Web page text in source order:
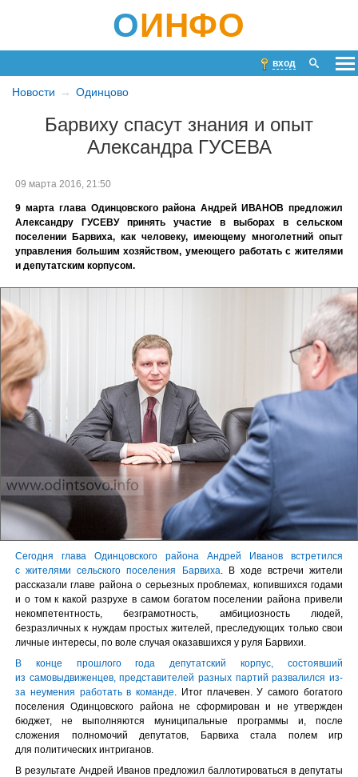
ОИНФО
вход
Новости Одинцово
Барвиху спасут знания и опыт
Александра ГУСЕВА
09 марта 2016, 21:50
9 марта глава Одинцовского района Андрей ИВАНОВ предложил
Александру ГУСЕВУ принять участие в выборах в сельском
поселении Барвиха, как человеку, имеющему многолетний опыт
управления большим хозяйством, умеющего работать с жителями
и депутатским корпусом.
Сегодня глава Одинцовского района Андрей Иванов встретился
с жителями сельского поселения Барвиха. В ходе встречи жители
рассказали главе района о серьезных проблемах, копившихся годами
и о том к какой разрухе в самом богатом поселении района привели
некомпетентность, безграмотность, амбициозность людей,
безразличных к нуждам простых жителей, преследующих только свои
личные интересы, по воле случая оказавшихся у руля Барвихи.
В конце прошлого года депутатский корпус, состоявший
из самовыдвиженцев, представителей разных партий развалился из-
за неумения работать в команде. Итог плачевен. У самого богатого
поселения Одинцовского района не сформирован и не утвержден
бюджет, не выполняются муниципальные программы и, после
сложения полномочий депутатов, Барвиха стала полем игр
для политических интриганов.
В результате Андрей Иванов предложил баллотироваться в депутаты